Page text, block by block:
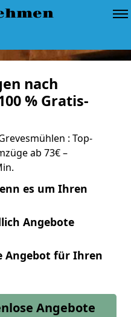
nach
% Gratis-
: Top-
ab 73€ –
es um Ihren
Angebote
Angebot für Ihren
Angebote